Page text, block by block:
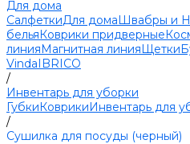
Для дома
СалфеткиДля домаШвабры и
бельяКоврики придверные
линияМагнитная линияЩетки
VindaIBRICO
/
Инвентарь для уборки
ГубкиКоврикиИнвентарь для
/
Сушилка для посуды (черный)